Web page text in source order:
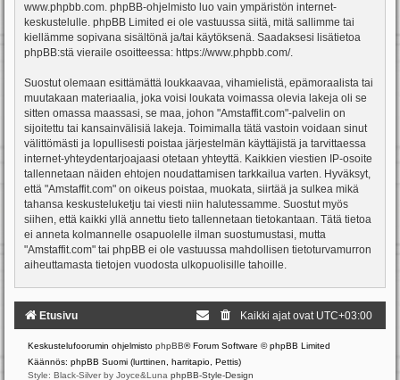
www.phpbb.com. phpBB-ohjelmisto luo vain ympäristön internet-
keskustelulle. phpBB Limited ei ole vastuussa siitä, mitä sallimme tai
kiellämme sopivana sisältönä ja/tai käytöksenä. Saadaksesi lisätietoa
phpBB:stä vieraile osoitteessa: https://www.phpbb.com/.
Suostut olemaan esittämättä loukkaavaa, vihamielistä, epämoraalista tai
muutakaan materiaalia, joka voisi loukata voimassa olevia lakeja oli se
sitten omassa maassasi, se maa, johon "Amstaffit.com"-palvelin on
sijoitettu tai kansainvälisiä lakeja. Toimimalla tätä vastoin voidaan sinut
välittömästi ja lopullisesti poistaa järjestelmän käyttäjistä ja tarvittaessa
internet-yhteydentarjoajaasi otetaan yhteyttä. Kaikkien viestien IP-osoite
tallennetaan näiden ehtojen noudattamisen tarkkailua varten. Hyväksyt,
että "Amstaffit.com" on oikeus poistaa, muokata, siirtää ja sulkea mikä
tahansa keskusteluketju tai viesti niin halutessamme. Suostut myös
siihen, että kaikki yllä annettu tieto tallennetaan tietokantaan. Tätä tietoa
ei anneta kolmannelle osapuolelle ilman suostumustasi, mutta
"Amstaffit.com" tai phpBB ei ole vastuussa mahdollisen tietoturvamurron
aiheuttamasta tietojen vuodosta ulkopuolisille tahoille.
Etusivu Kaikki ajat ovat UTC+03:00
Keskustelufoorumin ohjelmisto phpBB® Forum Software © phpBB Limited
Käännös: phpBB Suomi (lurttinen, harritapio, Pettis)
Style: Black-Silver by Joyce&Luna phpBB-Style-Design